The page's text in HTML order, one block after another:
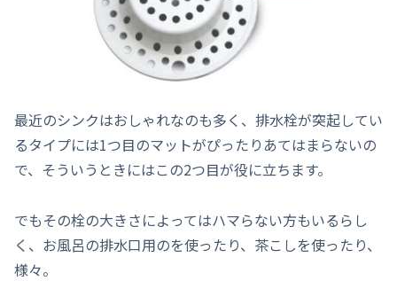
最近のシンクはおしゃれなのも多く、排水栓が突起してい
るタイプには1つ目のマットがぴったりあてはまらないの
で、そういうときにはこの2つ目が役に立ちます。
でもその栓の大きさによってはハマらない方もいるらし
く、お風呂の排水口用のを使ったり、茶こしを使ったり、
様々。